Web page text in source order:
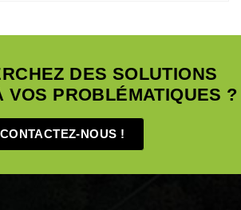
DES SOLUTIONS
VOS PROBLÉMATIQUES ?
CONTACTEZ-NOUS !